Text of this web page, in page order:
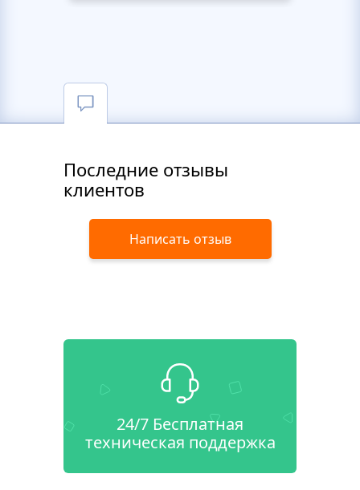
Последние отзывы
клиентов
Написать отзыв
24/7 Бесплатная
техническая поддержка